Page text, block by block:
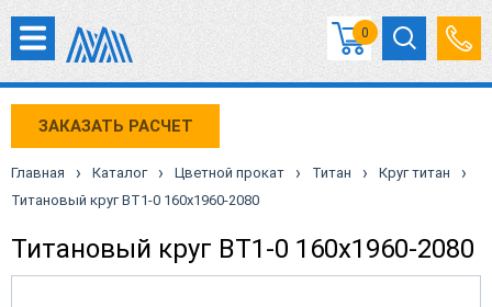
0
ЗАКАЗАТЬ РАСЧЕТ
Главная › Каталог › Цветной прокат › Титан › Круг титан ›
Титановый круг ВТ1-0 160х1960-2080
Титановый круг ВТ1-0 160х1960-2080